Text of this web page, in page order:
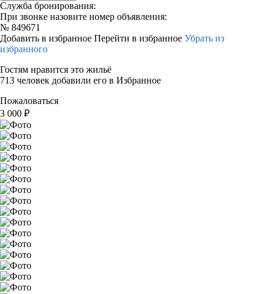
Служба бронирования:
При звонке назовите номер объявления:
№ 849671
Добавить в избранное Перейти в избранное Убрать из
избранного
Гостям нравится это жильё
713 человек добавили его в Избранное
Пожаловаться
3 000 ₽